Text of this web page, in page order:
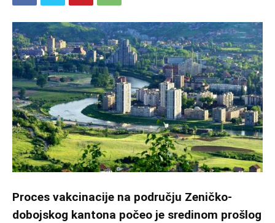
Proces vakcinacije na području Zeničko-
dobojskog kantona počeo je sredinom prošlog